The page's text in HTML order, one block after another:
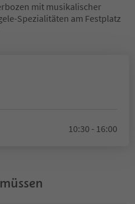
mit musikalischer
Spezialitäten am Festplatz
10:30 - 16:00